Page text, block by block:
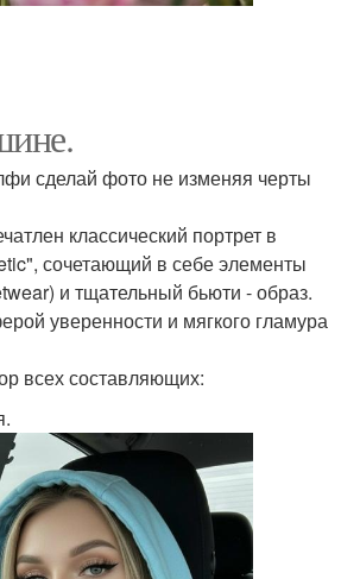
сделай фото не изменяя черты
классический портрет в
сочетающий в себе элементы
и тщательный бьюти - образ.
уверенности и мягкого гламура
всех составляющих: